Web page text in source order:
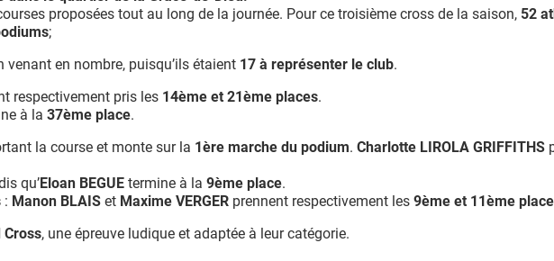
proposées tout au long de la journée. Pour ce troisième cross de la saison, 52
;
en nombre, puisqu’ils étaient 17 à représenter le club.
respectivement pris les 14ème et 21ème places.
à la 37ème place.
la course et monte sur la 1ère marche du podium. Charlotte LIROLA GRIFFITHS
qu’Eloan BEGUE termine à la 9ème place.
: Manon BLAIS et Maxime VERGER prennent respectivement les 9ème et 11ème
Cross, une épreuve ludique et adaptée à leur catégorie.